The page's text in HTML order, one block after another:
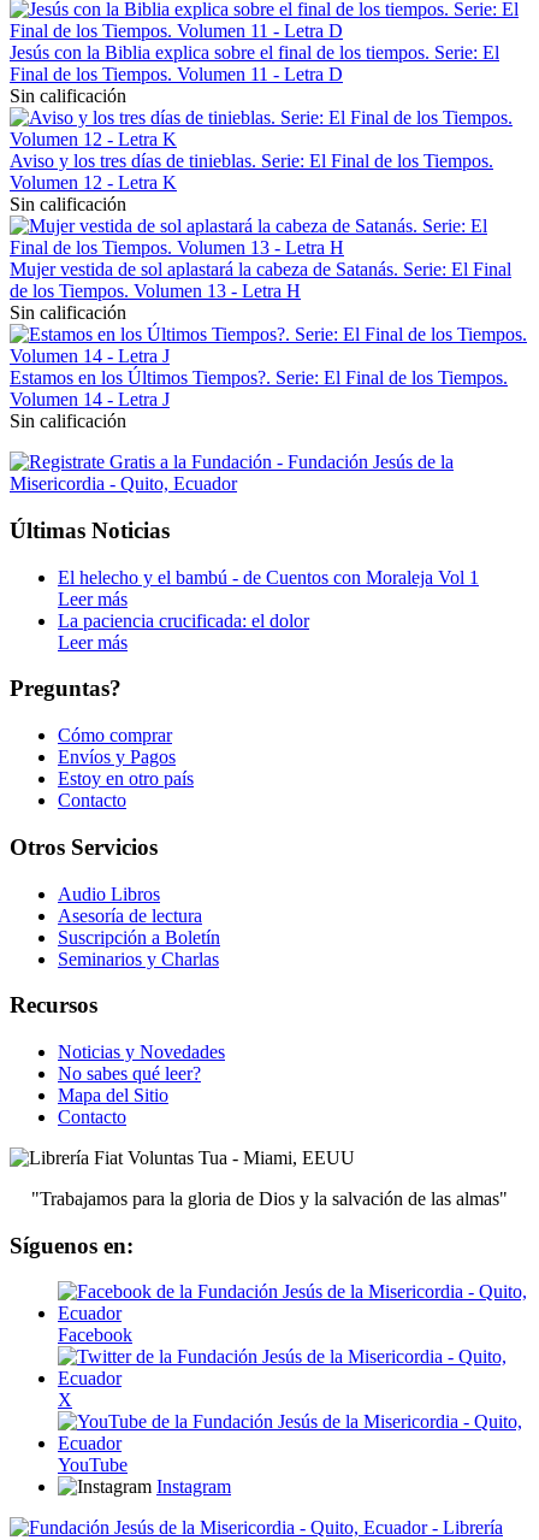
Jesús con la Biblia explica sobre el final de los tiempos. Serie: El
Final de los Tiempos. Volumen 11 - Letra D
Sin calificación
Aviso y los tres días de tinieblas. Serie: El Final de los Tiempos.
Volumen 12 - Letra K
Sin calificación
Mujer vestida de sol aplastará la cabeza de Satanás. Serie: El Final
de los Tiempos. Volumen 13 - Letra H
Sin calificación
Estamos en los Últimos Tiempos?. Serie: El Final de los Tiempos.
Volumen 14 - Letra J
Sin calificación
Últimas Noticias
El helecho y el bambú - de Cuentos con Moraleja Vol 1
Leer más
La paciencia crucificada: el dolor
Leer más
Preguntas?
Cómo comprar
Envíos y Pagos
Estoy en otro país
Contacto
Otros Servicios
Audio Libros
Asesoría de lectura
Suscripción a Boletín
Seminarios y Charlas
Recursos
Noticias y Novedades
No sabes qué leer?
Mapa del Sitio
Contacto
"Trabajamos para la gloria de Dios y la salvación de las almas"
Síguenos en:
Facebook
X
YouTube
Instagram